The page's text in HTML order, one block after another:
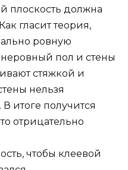
плоскость должна
гласит теория,
ровную
неровный пол и стены
стяжкой и
нельзя
итоге получится
отрицательно
чтобы клеевой